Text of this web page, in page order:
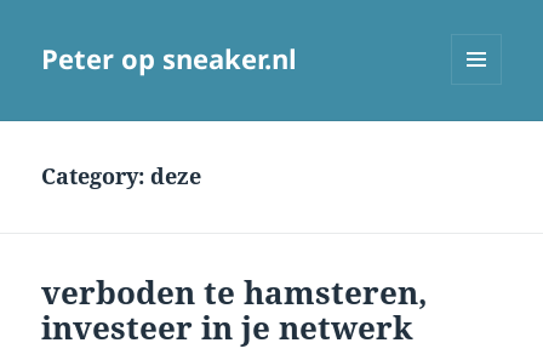
Peter op sneaker.nl
Category:deze
verboden te hamsteren,
investeer in je netwerk